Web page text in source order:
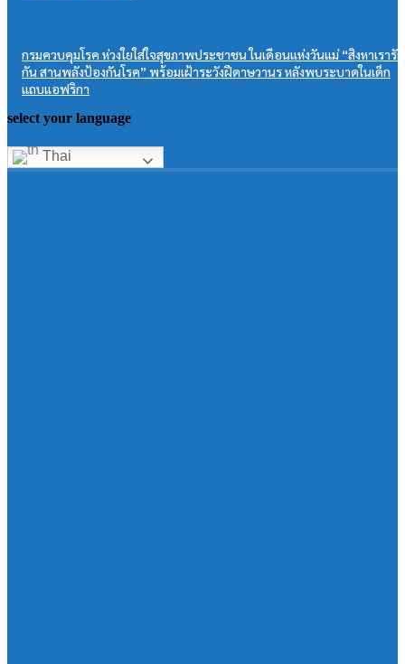
กรมควบคุมโรค ห่วงใยใส่ใจสุขภาพประชาชน ในเดือนแห่งวันแม่ “สิงหาเรารัก
กัน สานพลังป้องกันโรค” พร้อมเฝ้าระวังฝีดาษวานร หลังพบระบาดในเด็ก
แถบแอฟริกา
select your language
Thai